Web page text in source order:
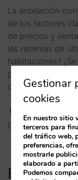
La antelación
de los factores
de precios y
las reservas de
habitaciones?
precios? Si es así
cambiar esa
César López02/
Entradas
Gestionar
cookies
En nuestro sitio
terceros para
del tráfico web,
preferencias,
mostrarle
elaborado a
Podemos